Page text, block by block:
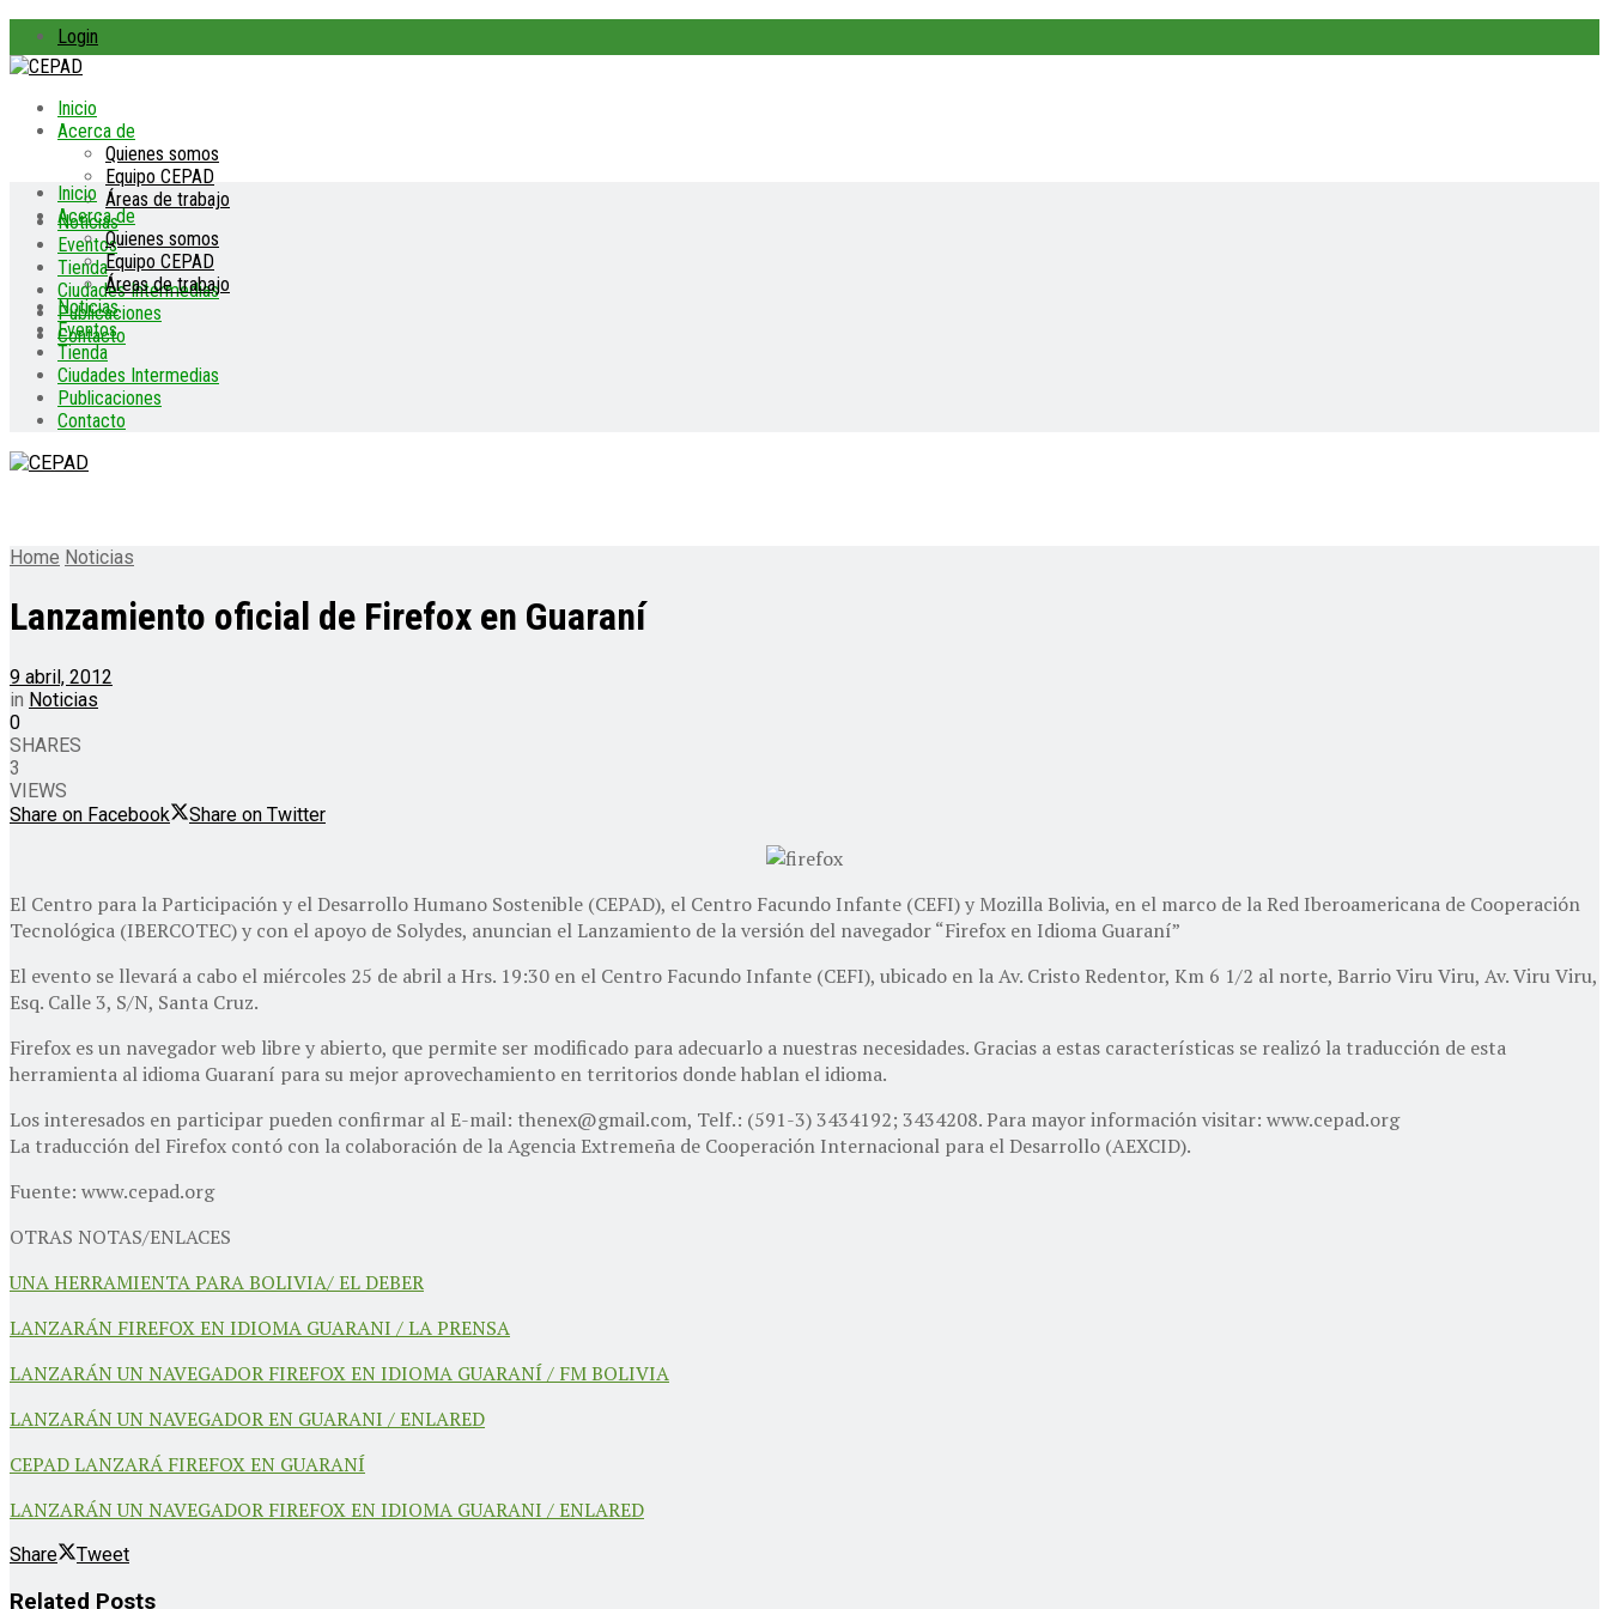
Login
Inicio
Acerca de
Quienes somos
Equipo CEPAD
Áreas de trabajo
Noticias
Eventos
Tienda
Ciudades Intermedias
Publicaciones
Contacto
Inicio
Acerca de
Quienes somos
Equipo CEPAD
Áreas de trabajo
Noticias
Eventos
Tienda
Ciudades Intermedias
Publicaciones
Contacto
Home Noticias
Lanzamiento oficial de Firefox en Guaraní
9 abril, 2012
in Noticias
0
SHARES
3
VIEWS
Share on Facebook
Share on Twitter
El Centro para la Participación y el Desarrollo Humano Sostenible (CEPAD), el Centro Facundo Infante (CEFI) y Mozilla Bolivia, en el marco de la Red Iberoamericana de Cooperación
Tecnológica (IBERCOTEC) y con el apoyo de Solydes, anuncian el Lanzamiento de la versión del navegador “Firefox en Idioma Guaraní”
El evento se llevará a cabo el miércoles 25 de abril a Hrs. 19:30 en el Centro Facundo Infante (CEFI), ubicado en la Av. Cristo Redentor, Km 6 1/2 al norte, Barrio Viru Viru, Av. Viru Viru,
Esq. Calle 3, S/N, Santa Cruz.
Firefox es un navegador web libre y abierto, que permite ser modificado para adecuarlo a nuestras necesidades. Gracias a estas características se realizó la traducción de esta
herramienta al idioma Guaraní para su mejor aprovechamiento en territorios donde hablan el idioma.
Los interesados en participar pueden confirmar al E-mail: thenex@gmail.com, Telf.: (591-3) 3434192; 3434208. Para mayor información visitar: www.cepad.org
La traducción del Firefox contó con la colaboración de la Agencia Extremeña de Cooperación Internacional para el Desarrollo (AEXCID).
Fuente: www.cepad.org
OTRAS NOTAS/ENLACES
UNA HERRAMIENTA PARA BOLIVIA/ EL DEBER
LANZARÁN FIREFOX EN IDIOMA GUARANI / LA PRENSA
LANZARÁN UN NAVEGADOR FIREFOX EN IDIOMA GUARANÍ / FM BOLIVIA
LANZARÁN UN NAVEGADOR EN GUARANI / ENLARED
CEPAD LANZARÁ FIREFOX EN GUARANÍ
LANZARÁN UN NAVEGADOR FIREFOX EN IDIOMA GUARANI / ENLARED
Share Tweet
Related Posts